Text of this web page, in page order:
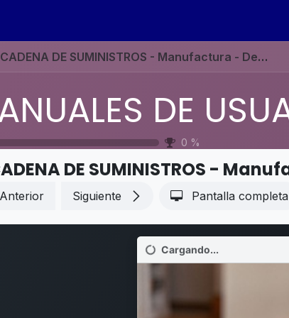
CADENA DE SUMINISTROS - Manufactura - Dependencias de la orden de trabajo
0 %
Anterior Siguiente Pantalla completa